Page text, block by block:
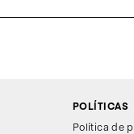
POLÍTICAS
Política de